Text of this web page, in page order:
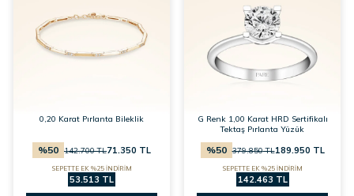
0,20 Karat Pırlanta Bileklik
%50 142.700TL71.350 TL
SEPETTE EK %25 İNDİRİM
53.513 TL
G Renk 1,00 Karat HRD Sertifikalı
Tektaş Pırlanta Yüzük
%50 379.850TL189.950 TL
SEPETTE EK %25 İNDİRİM
142.463 TL